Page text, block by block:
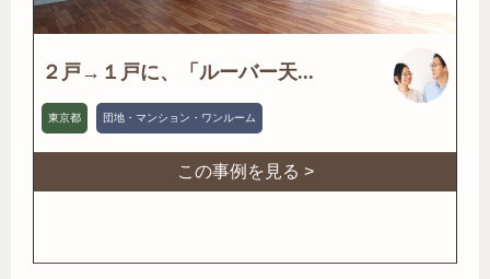
２戸→１戸に、「ルーバー天...
東京都 団地・マンション・ワンルーム
この事例を見る >